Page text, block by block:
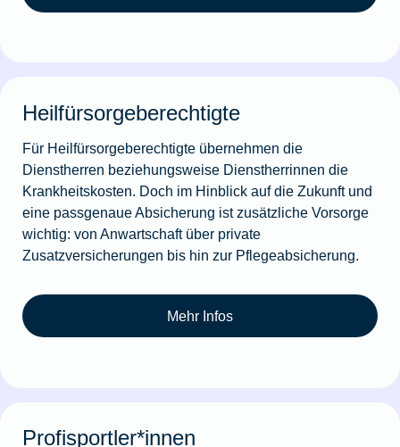
Heilfürsorgeberechtigte
Für Heilfürsorgeberechtigte übernehmen die
Dienstherren beziehungsweise Dienstherrinnen die
Krankheitskosten. Doch im Hinblick auf die Zukunft und
eine passgenaue Absicherung ist zusätzliche Vorsorge
wichtig: von Anwartschaft über private
Zusatzversicherungen bis hin zur Pflegeabsicherung.
Mehr Infos
Profisportler*innen